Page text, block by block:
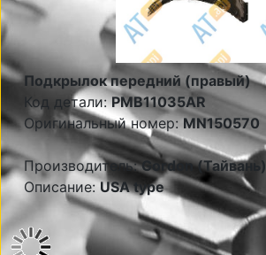
Подкрылок передний (правый)
Код детали:PMB11035AR
Оригинальный номер:MN150570
Производитель:Gordon (Тайвань)
Описание:USA type